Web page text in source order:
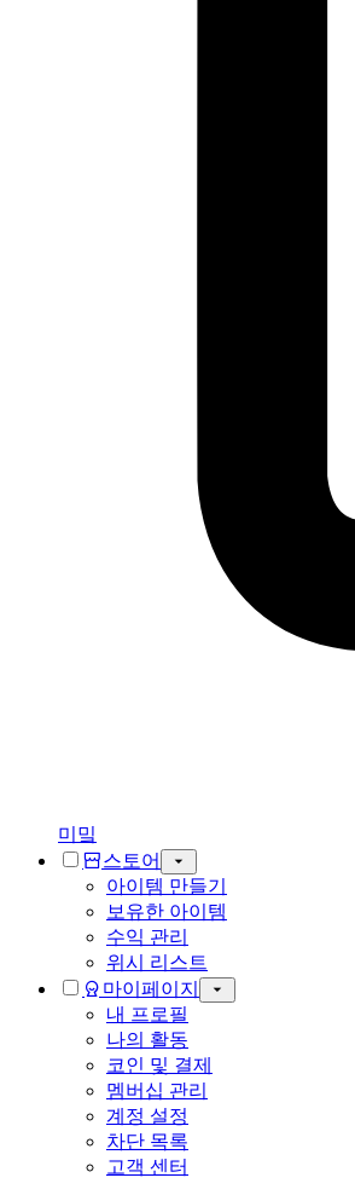
미밐
스토어
아이템 만들기
보유한 아이템
수익 관리
위시 리스트
마이페이지
내 프로필
나의 활동
코인 및 결제
멤버십 관리
계정 설정
차단 목록
고객 센터